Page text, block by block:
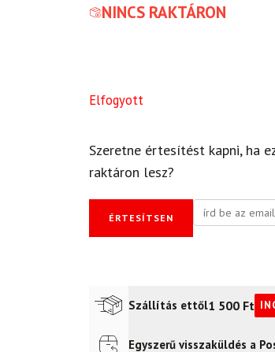
NINCS RAKTÁRON
Elfogyott
Szeretne értesítést kapni, ha
raktáron lesz?
ÉRTESÍTSEN
Szállítás ettől1 500 Ft
Futár a címre2 400Ft
Egyszerű visszaküldés a